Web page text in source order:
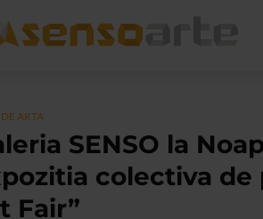
ARTA
SENSO la
colectiva de
Fair”